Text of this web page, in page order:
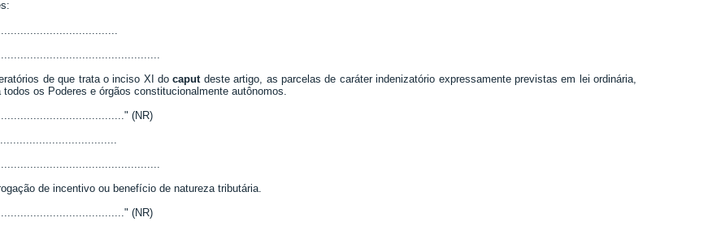
de que trata o inciso XI do caput deste artigo, as parcelas de caráter indenizatório expressamente previstas em lei ordinária,
os Poderes e órgãos constitucionalmente autônomos.
(NR)
de incentivo ou benefício de natureza tributária.
(NR)